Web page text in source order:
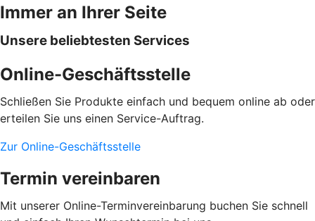
Immer an Ihrer Seite
Unsere beliebtesten Services
Online-Geschäftsstelle
Schließen Sie Produkte einfach und bequem online ab oder
erteilen Sie uns einen Service-Auftrag.
Zur Online-Geschäftsstelle
Termin vereinbaren
Mit unserer Online-Terminvereinbarung buchen Sie schnell